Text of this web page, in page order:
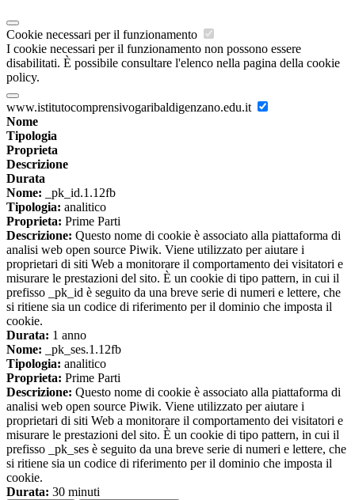
Cookie necessari per il funzionamento
I cookie necessari per il funzionamento non possono essere
disabilitati. È possibile consultare l'elenco nella pagina della cookie
policy.
www.istitutocomprensivogaribaldigenzano.edu.it
Nome
Tipologia
Proprieta
Descrizione
Durata
Nome: _pk_id.1.12fb
Tipologia: analitico
Proprieta: Prime Parti
Descrizione: Questo nome di cookie è associato alla piattaforma di
analisi web open source Piwik. Viene utilizzato per aiutare i
proprietari di siti Web a monitorare il comportamento dei visitatori e
misurare le prestazioni del sito. È un cookie di tipo pattern, in cui il
prefisso _pk_id è seguito da una breve serie di numeri e lettere, che
si ritiene sia un codice di riferimento per il dominio che imposta il
cookie.
Durata: 1 anno
Nome: _pk_ses.1.12fb
Tipologia: analitico
Proprieta: Prime Parti
Descrizione: Questo nome di cookie è associato alla piattaforma di
analisi web open source Piwik. Viene utilizzato per aiutare i
proprietari di siti Web a monitorare il comportamento dei visitatori e
misurare le prestazioni del sito. È un cookie di tipo pattern, in cui il
prefisso _pk_ses è seguito da una breve serie di numeri e lettere, che
si ritiene sia un codice di riferimento per il dominio che imposta il
cookie.
Durata: 30 minuti